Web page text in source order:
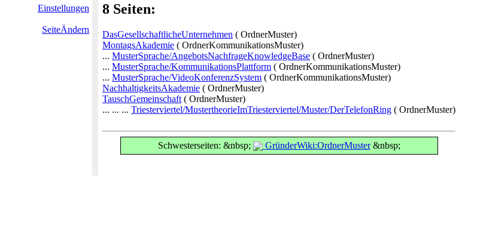
Einstellungen
SeiteÄndern
8 Seiten:
DasGesellschaftlicheUnternehmen ( OrdnerMuster)
MontagsAkademie ( OrdnerKommunikationsMuster)
... MusterSprache/AngebotsNachfrageKnowledgeBase ( OrdnerMuster)
... MusterSprache/KommunikationsPlattform ( OrdnerKommunikationsMuster)
... MusterSprache/VideoKonferenzSystem ( OrdnerKommunikationsMuster)
NachhaltigkeitsAkademie ( OrdnerMuster)
TauschGemeinschaft ( OrdnerMuster)
... ... ... Triesterviertel/MustertheorieImTriesterviertel/Muster/DerTelefonRing ( OrdnerMuster)
Schwesterseiten: &nbsp; GründerWiki:OrdnerMuster&nbsp;